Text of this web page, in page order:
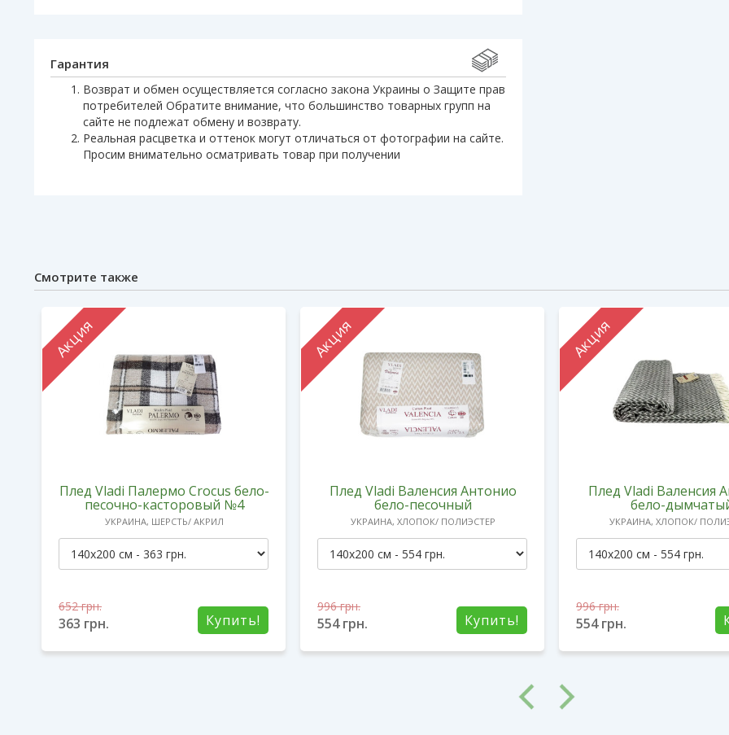
Гарантия
Возврат и обмен осуществляется согласно закона Украины о Защите прав
потребителей Обратите внимание, что большинство товарных групп на
сайте не подлежат обмену и возврату.
Реальная расцветка и оттенок могут отличаться от фотографии на сайте.
Просим внимательно осматривать товар при получении
Смотрите также
Акция
Плед Vladi Палермо Crocus бело-
песочно-касторовый №4
УКРАИНА, ШЕРСТЬ/ АКРИЛ
Купить!
652грн.
363 грн.
Акция
Плед Vladi Валенсия Антонио
бело-песочный
УКРАИНА, ХЛОПОК/ ПОЛИЭСТЕР
Купить!
996грн.
554грн.
Акция
Плед Vladi Валенсия
бело-
УКРАИНА, ХЛОПОК/
996грн.
554грн.